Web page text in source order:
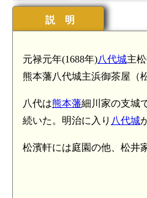
説 明
元禄元年(1688年)八代城主
熊本藩八代城主浜御茶屋（
八代は熊本藩細川家の支城
続いた。明治に入り 八代城
松濱軒には庭園の他、松井